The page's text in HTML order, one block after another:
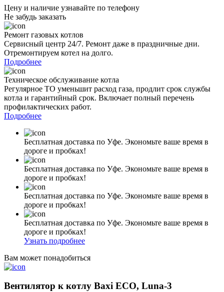
Цену и наличие узнавайте по телефону
Не забудь заказать
Ремонт газовых котлов
Сервисный центр 24/7. Ремонт даже в праздничные дни.
Отремонтируем котел на долго.
Подробнее
Техническое обслуживание котла
Регулярное ТО уменьшит расход газа, продлит срок службы
котла и гарантийный срок. Включает полный перечень
профилактических работ.
Подробнее
Бесплатная доставка по Уфе. Экономьте ваше время в
дороге и пробках!
Бесплатная доставка по Уфе. Экономьте ваше время в
дороге и пробках!
Бесплатная доставка по Уфе. Экономьте ваше время в
дороге и пробках!
Бесплатная доставка по Уфе. Экономьте ваше время в
дороге и пробках!
Узнать подробнее
Вам может понадобиться
Вентилятор к котлу Baxi ECO, Luna-3